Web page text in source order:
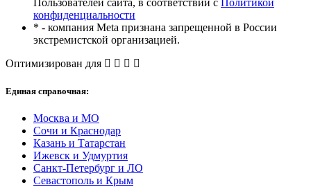
Пользователей сайта, в соответствии с Политикой
конфиденциальности
* - компания Meta признана запрещенной в России
экстремистской организацией.
Оптимизирован для
Единая справочная:
Москва и МО
Сочи и Краснодар
Казань и Татарстан
Ижевск и Удмуртия
Санкт-Петербург и ЛО
Севастополь и Крым